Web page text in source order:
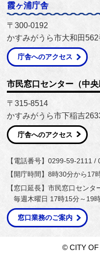
霞ヶ浦庁舎
〒300-0192
かすみがうら市大和田
庁舎へのアクセス
市民窓口センター（中央
〒315-8514
かすみがうら市下稲吉
庁舎へのアクセス
【電話番号】0299-59-2111 /
【開庁時間】8時30分から17
【窓口延長】市民窓口セン
毎週木曜日 17時15分～19時
窓口業務のご案内
© CITY OF